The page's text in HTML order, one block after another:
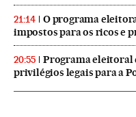
21:14
O programa
impostos para os ricos e
20:55
Programa eleitoral
privilégios legais para a